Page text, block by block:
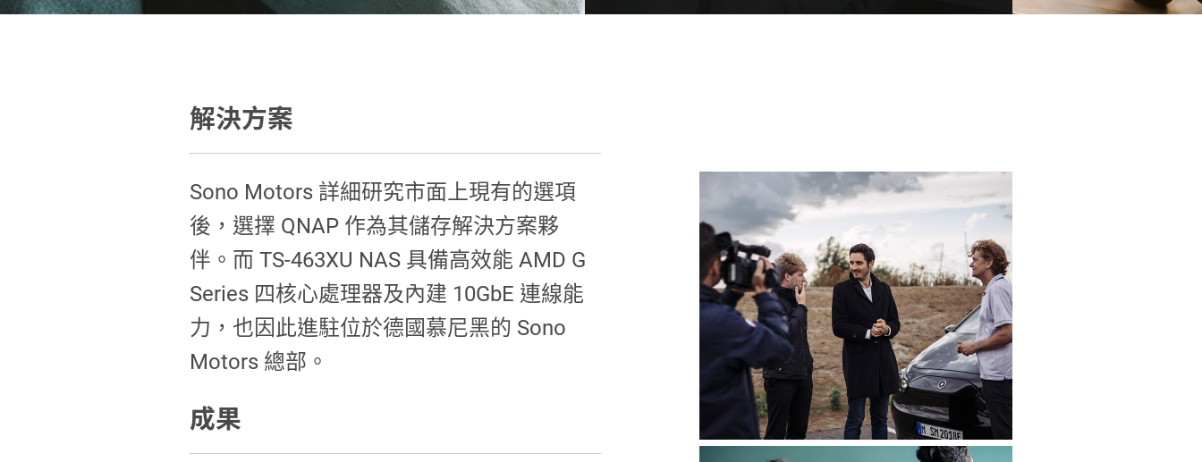
解決方案
Sono Motors 詳細研究市面上現有的選項
後，選擇 QNAP 作為其儲存解決方案夥
伴。而 TS-463XU NAS 具備高效能 AMD G
Series 四核心處理器及內建 10GbE 連線能
力，也因此進駐位於德國慕尼黑的 Sono
Motors 總部。
成果